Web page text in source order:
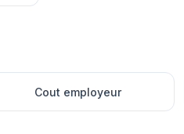
Cout employeur